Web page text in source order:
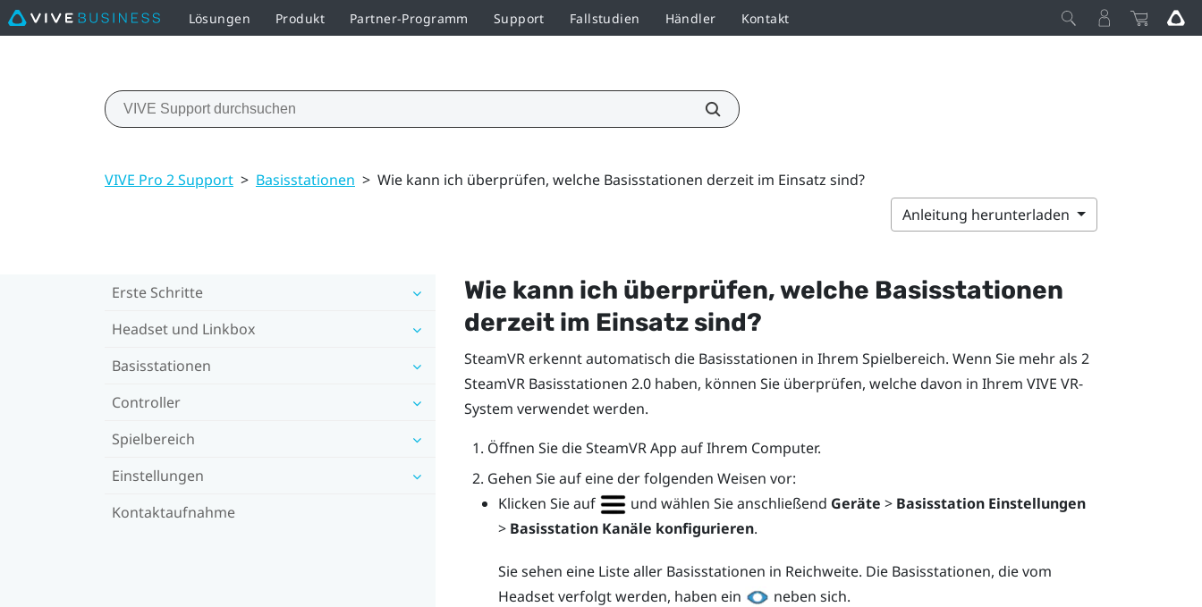
Lösungen Produkt Partner-Programm Support Fallstudien Händler Kontakt
VIVE Pro 2 Support > Basisstationen > Wie kann ich überprüfen, welche Basisstationen derzeit im Einsatz sind?
Anleitung herunterladen
Erste Schritte
Headset und Linkbox
Basisstationen
Controller
Spielbereich
Einstellungen
Kontaktaufnahme
Wie kann ich überprüfen, welche Basisstationen
derzeit im Einsatz sind?
SteamVRerkennt automatisch die Basisstationen in Ihrem Spielbereich. Wenn Sie mehr als 2
SteamVRBasisstationen 2.0 haben, können Sie überprüfen, welche davon in Ihrem VIVE VR-
System verwendet werden.
Öffnen Sie dieSteamVRApp auf Ihrem Computer.
Gehen Sie auf eine der folgenden Weisen vor:
Klicken Sie auf
und wählen Sie anschließend Geräte > Basisstation Einstellungen
> Basisstation Kanäle konfigurieren.
Sie sehen eine Liste aller Basisstationen in Reichweite. Die Basisstationen, die vom
Headset verfolgt werden, haben ein
neben sich.